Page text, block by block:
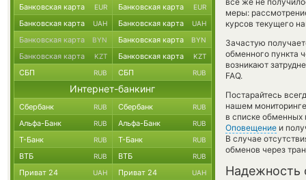
меры:
курсов текущего
Зачастую
обменного пункта
возникают
FAQ.
Постарайтесь
нашем
в списке обменных
Оповещение и
В случае
обменов через
Надежность
Банковская карта EUR Банковская карта EUR
Банковская карта UAH Банковская карта UAH
Банковская карта BYN Банковская карта BYN
Банковская карта KZT Банковская карта KZT
СБП RUB СБП RUB
Интернет-банкинг
Сбербанк RUB Сбербанк RUB
Альфа-Банк RUB Альфа-Банк RUB
Т-Банк RUB Т-Банк RUB
ВТБ RUB ВТБ RUB
Приват 24 UAH Приват 24 UAH